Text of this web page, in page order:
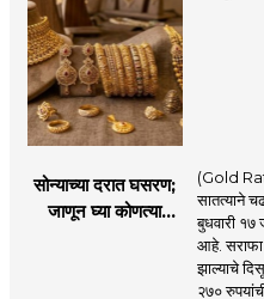
सोन्याच्या दरात घसरण;
जाणून घ्या कोणत्या
(Gold
सातत्याने
बुधवारी
आहे. सराफा
झाल्याचे
२७० रुपयांची